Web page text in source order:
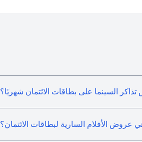
السينما على بطاقات الائتمان شهريًا؟
عروض الأفلام السارية لبطاقات الائتمان؟